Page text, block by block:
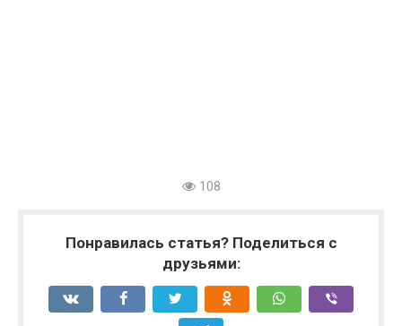
108
Понравилась статья? Поделиться с
друзьями: